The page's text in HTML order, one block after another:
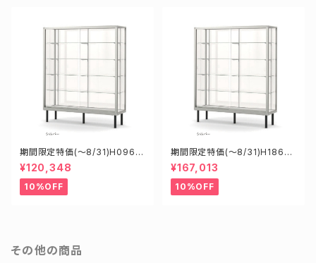
期間限定特価(～8/31)H0960
8S W900D600H1800mm
新型業務用ガラスケース ショー
ケース
¥120,348
10%OFF
期間限定特価(～8/31)H18605
S W1800D600H1500mm 新
型業務用ガラスケース ショーケ
ース
¥167,013
10%OFF
その他の商品